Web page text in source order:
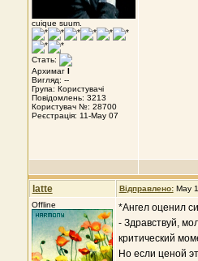
cuique suum.
Стать:
Архимаг I
Вигляд: --
Група: Користувачі
Повідомлень: 3213
Користувач №: 28700
Реєстрація: 11-May 07
latte Відправлено: May
Offline
*Ангел оценил
- Здравствуй,
критический
Но если ценой